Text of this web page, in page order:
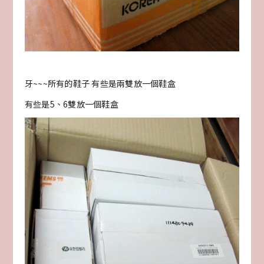
牙~~~所有的鞋子 有些是兩雙放一個鞋盒
有些是5、6雙放一個鞋盒